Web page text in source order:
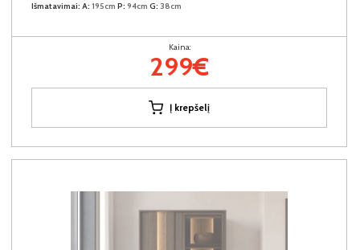
Išmatavimai: A: 195cm P: 94cm G: 38cm
Kaina:
299€
Į krepšelį